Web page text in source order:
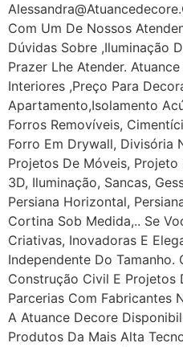
Com Um De Nossos
Dúvidas Sobre ,iluminação
Prazer Lhe Atender.
Interiores ,Preço Para
Apartamento,Isolamento
Forros Removíveis,
Forro Em Drywall, Divisória
Projetos De Móveis,
3D, Iluminação, Sancas,
Persiana Horizontal,
Cortina Sob Medida,.. Se
Criativas, Inovadoras E
Independente Do Tamanho.
Construção Civil E Projetos
Parcerias Com Fabricantes
A Atuance Decore
Produtos Da Mais Alta